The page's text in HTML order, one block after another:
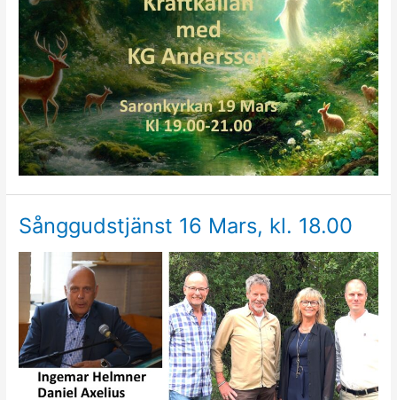
Sånggudstjänst 16 Mars, kl. 18.00